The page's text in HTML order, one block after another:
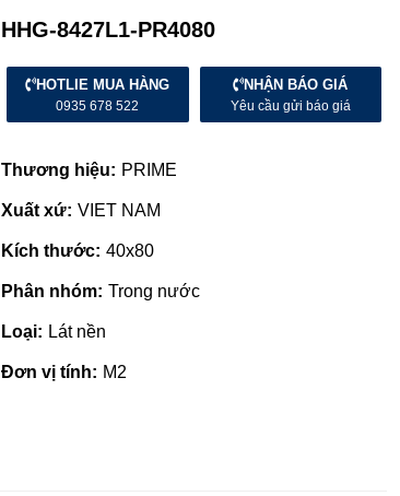
HHG-8427L1-PR4080
HOTLIE MUA HÀNG
0935 678 522
NHẬN BÁO GIÁ
Yêu cầu gửi báo giá
Thương hiệu: PRIME
Xuất xứ: VIET NAM
Kích thước: 40x80
Phân nhóm: Trong nước
Loại: Lát nền
Đơn vị tính: M2